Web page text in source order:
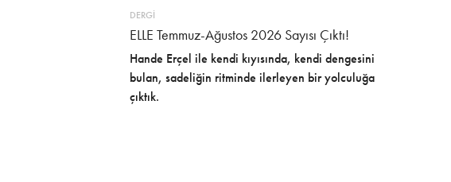
DERGİ
ELLE Temmuz-Ağustos 2026 Sayısı Çıktı!
Hande Erçel ile kendi kıyısında, kendi dengesini
bulan, sadeliğin ritminde ilerleyen bir yolculuğa
çıktık.